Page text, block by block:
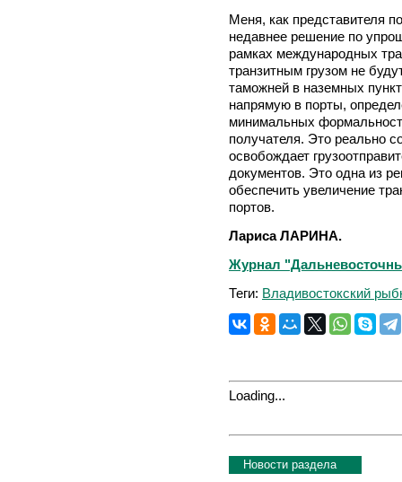
Меня, как представителя
недавнее решение по
рамках международных
транзитным грузом не
таможней в наземных
напрямую в порты,
минимальных
получателя. Это реально
освобождает
документов. Это одна из
обеспечить увеличение
портов.
Лариса ЛАРИНА.
Журнал
Теги: Владивостокский
Loading...
Новости раздела